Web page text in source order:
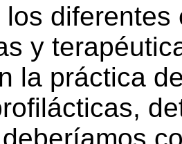
los
y
la práctica